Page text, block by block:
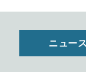
ニュー